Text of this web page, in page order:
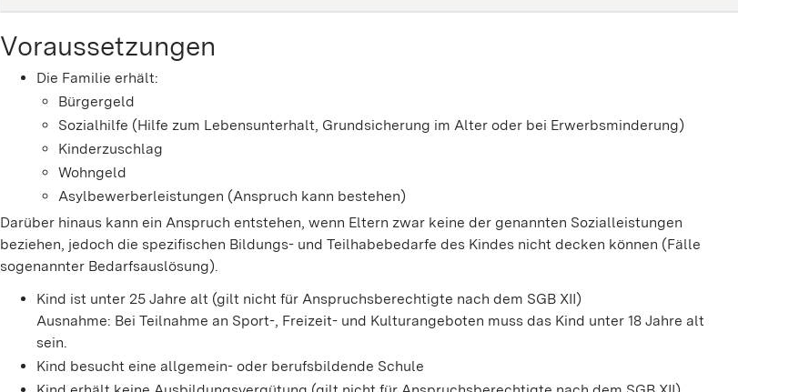
Voraussetzungen
Die Familie erhält:
Bürgergeld
Sozialhilfe (Hilfe zum Lebensunterhalt, Grundsicherung im Alter oder bei Erwerbsminderung)
Kinderzuschlag
Wohngeld
Asylbewerberleistungen (Anspruch kann bestehen)
Darüber hinaus kann ein Anspruch entstehen, wenn Eltern zwar keine der genannten Sozialleistungen
beziehen, jedoch die spezifischen Bildungs- und Teilhabebedarfe des Kindes nicht decken können (Fälle
sogenannter Bedarfsauslösung).
Kind ist unter 25 Jahre alt (gilt nicht für Anspruchsberechtigte nach dem SGB XII)
Ausnahme: Bei Teilnahme an Sport-, Freizeit- und Kulturangeboten muss das Kind unter 18 Jahre alt
sein.
Kind besucht eine allgemein- oder berufsbildende Schule